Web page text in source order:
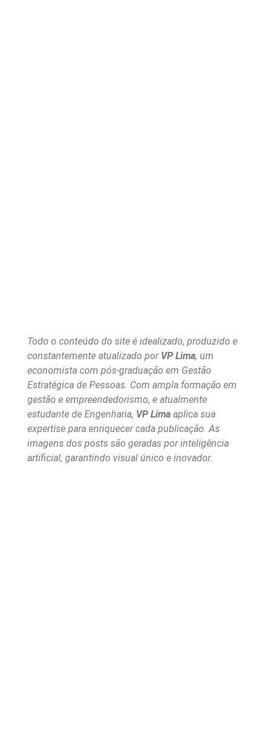
Todo o conteúdo do site é idealizado, produzido e
constantemente atualizado por VP Lima, um
economista com pós-graduação em Gestão
Estratégica de Pessoas. Com ampla formação em
gestão e empreendedorismo, e atualmente
estudante de Engenharia, VP Lima aplica sua
expertise para enriquecer cada publicação. As
imagens dos posts são geradas por inteligência
artificial, garantindo visual único e inovador.